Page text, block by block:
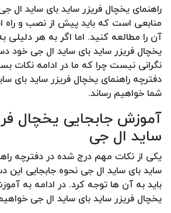
راهنمای یخچال فریزر ساید بای ساید ال
منابعی است که باید پیش از نصب و راه
آن را مطالعه کنید. اما اگر به هر دلیلی
یخچال فریزر ساید بای ساید ال جی خود
نگرانی نیست چرا که ما در ادامه نکات
دفترچه راهنمای یخچال فریزر ساید بای
شما خواهیم رساند.
آموزش جابجایی یخچال
ساید ال جی
یکی از نکات مهم درج شده در دفترچه
ساید بای ساید ال جی نحوه جابجایی این
باید به آن ها توجه کرد. در ادامه به
یخچال فریزر ساید بای ساید ال جی